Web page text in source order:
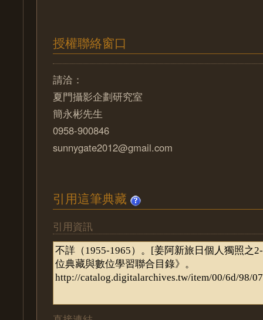
授權聯絡窗口
請洽：
夏門攝影企劃研究室
簡永彬先生
0958-900846
sunnygate2012@gmail.com
引用這筆典藏
引用資訊